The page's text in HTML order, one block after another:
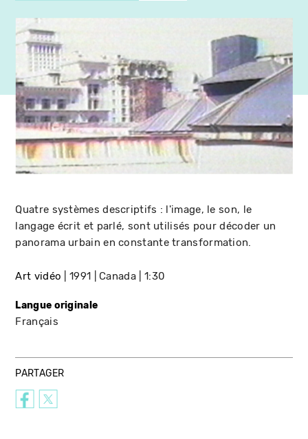
Quatre systèmes descriptifs : l'image, le son, le
langage écrit et parlé, sont utilisés pour décoder un
panorama urbain en constante transformation.
Art vidéo 1991 Canada 1:30
Langue originale
Français
PARTAGER